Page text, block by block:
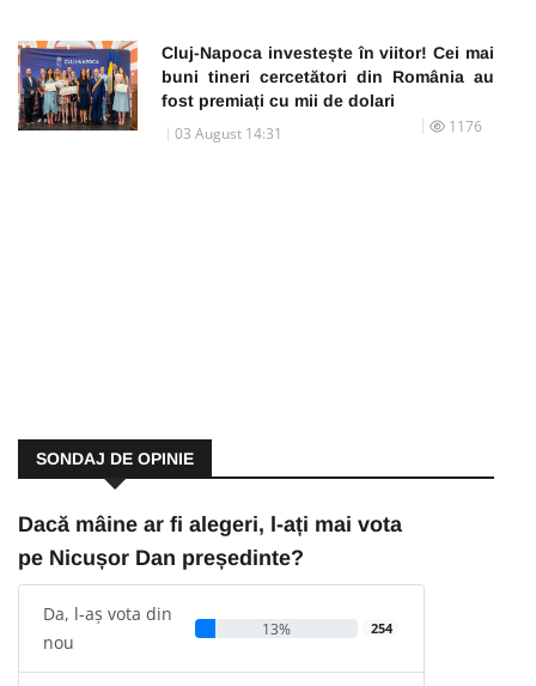
Cluj-Napoca investește în viitor! Cei mai
buni tineri cercetători din România au
fost premiați cu mii de dolari
03 August 14:31 1176
SONDAJ DE OPINIE
Dacă mâine ar fi alegeri, l-ați mai vota
pe Nicușor Dan președinte?
Da, l-aș vota din
nou
13% 254